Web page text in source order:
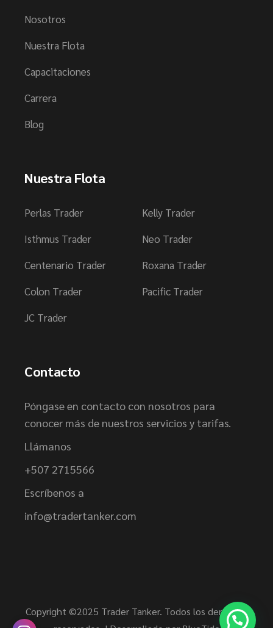
Nosotros
Nuestra Flota
Capacitaciones
Carrera
Blog
Nuestra Flota
Perlas Trader
Isthmus Trader
Centenario Trader
Colon Trader
JC Trader
Kelly Trader
Neo Trader
Roxana Trader
Pacific Trader
Contacto
Póngase en contacto con nosotros para
conocer más de nuestros servicios y tarifas.
Llámanos
+507 2715566
Escríbenos a
info@tradertanker.com
Copyright ©2025 Trader Tanker. Todos los derechos